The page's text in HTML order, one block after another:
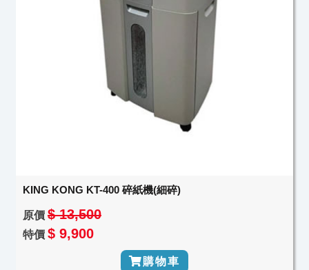
KING KONG KT-400 碎紙機(細碎)
原價 $ 13,500
特價 $ 9,900
購物車